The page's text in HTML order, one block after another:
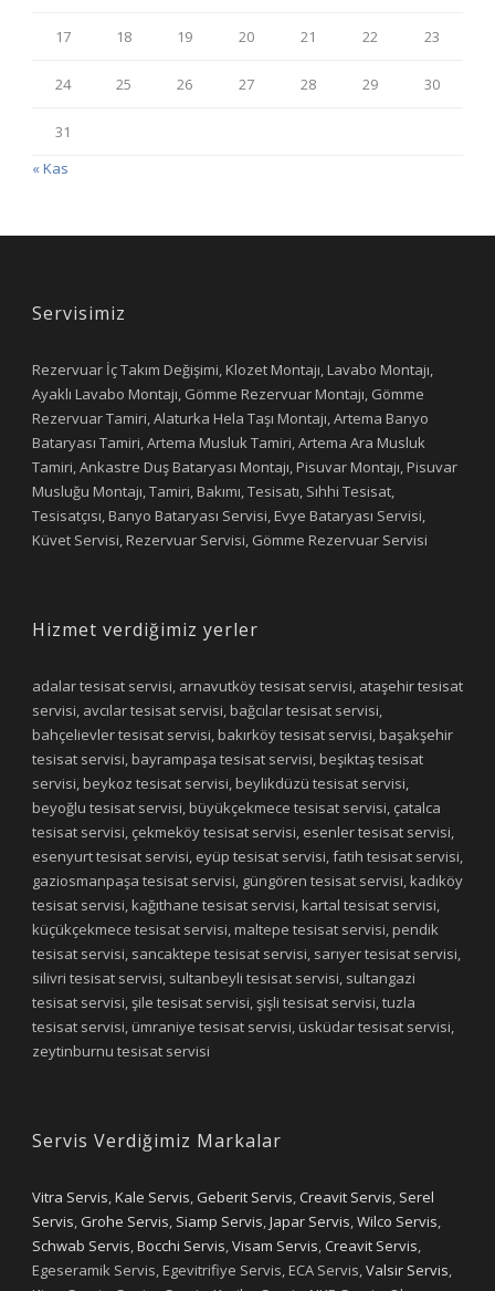
17 18 19 20 21 22 23
24 25 26 27 28 29 30
31
« Kas
Servisimiz
Rezervuar İç Takım Değişimi, Klozet Montajı, Lavabo Montajı,
Ayaklı Lavabo Montajı, Gömme Rezervuar Montajı, Gömme
Rezervuar Tamiri, Alaturka Hela Taşı Montajı, Artema Banyo
Bataryası Tamiri, Artema Musluk Tamiri, Artema Ara Musluk
Tamiri, Ankastre Duş Bataryası Montajı, Pisuvar Montajı, Pisuvar
Musluğu Montajı, Tamiri, Bakımı, Tesisatı, Sıhhi Tesisat,
Tesisatçısı, Banyo Bataryası Servisi, Evye Bataryası Servisi,
Küvet Servisi, Rezervuar Servisi, Gömme Rezervuar Servisi
Hizmet verdiğimiz yerler
adalar tesisat servisi, arnavutköy tesisat servisi, ataşehir tesisat
servisi, avcılar tesisat servisi, bağcılar tesisat servisi,
bahçelievler tesisat servisi, bakırköy tesisat servisi, başakşehir
tesisat servisi, bayrampaşa tesisat servisi, beşiktaş tesisat
servisi, beykoz tesisat servisi, beylikdüzü tesisat servisi,
beyoğlu tesisat servisi, büyükçekmece tesisat servisi, çatalca
tesisat servisi, çekmeköy tesisat servisi, esenler tesisat servisi,
esenyurt tesisat servisi, eyüp tesisat servisi, fatih tesisat servisi,
gaziosmanpaşa tesisat servisi, güngören tesisat servisi, kadıköy
tesisat servisi, kağıthane tesisat servisi, kartal tesisat servisi,
küçükçekmece tesisat servisi, maltepe tesisat servisi, pendik
tesisat servisi, sancaktepe tesisat servisi, sarıyer tesisat servisi,
silivri tesisat servisi, sultanbeyli tesisat servisi, sultangazi
tesisat servisi, şile tesisat servisi, şişli tesisat servisi, tuzla
tesisat servisi, ümraniye tesisat servisi, üsküdar tesisat servisi,
zeytinburnu tesisat servisi
Servis Verdiğimiz Markalar
Vitra Servis Kale Servis Geberit Servis Creavit Servis Serel
Servis Grohe Servis Siamp Servis Japar Servis Wilco Servis
Schwab Servis Bocchi Servis Visam Servis Creavit Servis
Egeseramik Servis, Egevitrifiye Servis, ECA Servis, Valsir Servis